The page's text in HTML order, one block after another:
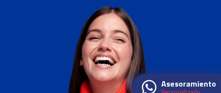
Asesoramiento